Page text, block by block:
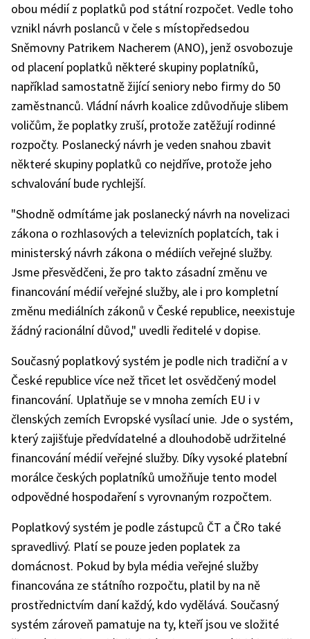
obou médií z poplatků pod státní rozpočet. Vedle toho
vznikl návrh poslanců v čele s místopředsedou
Sněmovny Patrikem Nacherem (ANO), jenž osvobozuje
od placení poplatků některé skupiny poplatníků,
například samostatně žijící seniory nebo firmy do 50
zaměstnanců. Vládní návrh koalice zdůvodňuje slibem
voličům, že poplatky zruší, protože zatěžují rodinné
rozpočty. Poslanecký návrh je veden snahou zbavit
některé skupiny poplatků co nejdříve, protože jeho
schvalování bude rychlejší.
"Shodně odmítáme jak poslanecký návrh na novelizaci
zákona o rozhlasových a televizních poplatcích, tak i
ministerský návrh zákona o médiích veřejné služby.
Jsme přesvědčeni, že pro takto zásadní změnu ve
financování médií veřejné služby, ale i pro kompletní
změnu mediálních zákonů v České republice, neexistuje
žádný racionální důvod," uvedli ředitelé v dopise.
Současný poplatkový systém je podle nich tradiční a v
České republice více než třicet let osvědčený model
financování. Uplatňuje se v mnoha zemích EU i v
členských zemích Evropské vysílací unie. Jde o systém,
který zajišťuje předvídatelné a dlouhodobě udržitelné
financování médií veřejné služby. Díky vysoké platební
morálce českých poplatníků umožňuje tento model
odpovědné hospodaření s vyrovnaným rozpočtem.
Poplatkový systém je podle zástupců ČT a ČRo také
spravedlivý. Platí se pouze jeden poplatek za
domácnost. Pokud by byla média veřejné služby
financována ze státního rozpočtu, platil by na ně
prostřednictvím daní každý, kdo vydělává. Současný
systém zároveň pamatuje na ty, kteří jsou ve složité